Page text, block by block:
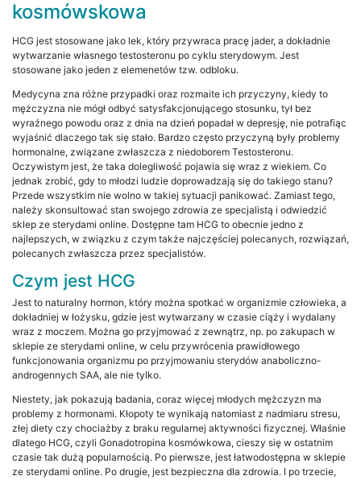
kosmówskowa
HCG jest stosowane jako lek, który przywraca pracę jader, a dokładnie
wytwarzanie własnego testosteronu po cyklu sterydowym. Jest
stosowane jako jeden z elemenetów tzw. odbloku.
Medycyna zna różne przypadki oraz rozmaite ich przyczyny, kiedy to
mężczyzna nie mógł odbyć satysfakcjonującego stosunku, tył bez
wyraźnego powodu oraz z dnia na dzień popadał w depresję, nie potrafiąc
wyjaśnić dlaczego tak się stało. Bardzo często przyczyną były problemy
hormonalne, związane zwłaszcza z niedoborem Testosteronu.
Oczywistym jest, że taka dolegliwość pojawia się wraz z wiekiem. Co
jednak zrobić, gdy to młodzi ludzie doprowadzają się do takiego stanu?
Przede wszystkim nie wolno w takiej sytuacji panikować. Zamiast tego,
należy skonsultować stan swojego zdrowia ze specjalistą i odwiedzić
sklep ze sterydami online. Dostępne tam HCG to obecnie jedno z
najlepszych, w związku z czym także najczęściej polecanych, rozwiązań,
polecanych zwłaszcza przez specjalistów.
Czym jest HCG
Jest to naturalny hormon, który można spotkać w organizmie człowieka, a
dokładniej w łożysku, gdzie jest wytwarzany w czasie ciąży i wydalany
wraz z moczem. Można go przyjmować z zewnątrz, np. po zakupach w
sklepie ze sterydami online, w celu przywrócenia prawidłowego
funkcjonowania organizmu po przyjmowaniu sterydów anaboliczno-
androgennych SAA, ale nie tylko.
Niestety, jak pokazują badania, coraz więcej młodych mężczyzn ma
problemy z hormonami. Kłopoty te wynikają natomiast z nadmiaru stresu,
złej diety czy chociażby z braku regularnej aktywności fizycznej. Właśnie
dlatego HCG, czyli Gonadotropina kosmówkowa, cieszy się w ostatnim
czasie tak dużą popularnością. Po pierwsze, jest łatwodostępna w sklepie
ze sterydami online. Po drugie, jest bezpieczna dla zdrowia. I po trzecie,